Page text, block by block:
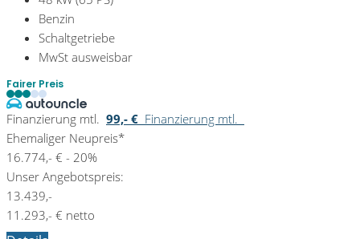
Benzin
Schaltgetriebe
MwSt ausweisbar
Fairer Preis
Finanzierung mtl. 99,- € Finanzierung mtl.
Ehemaliger Neupreis*
16.774,- € - 20%
Unser Angebotspreis:
13.439,-
11.293,- € netto